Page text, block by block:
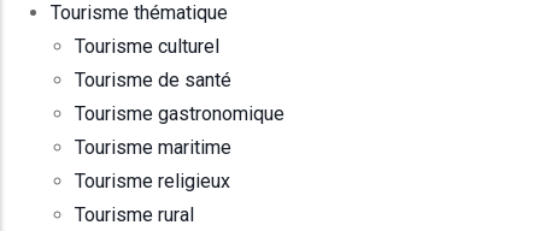
Tourisme thématique
Tourisme culturel
Tourisme de santé
Tourisme gastronomique
Tourisme maritime
Tourisme religieux
Tourisme rural